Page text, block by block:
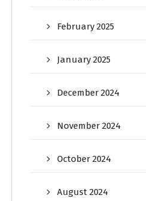
February 2025
January 2025
December 2024
November 2024
October 2024
August 2024